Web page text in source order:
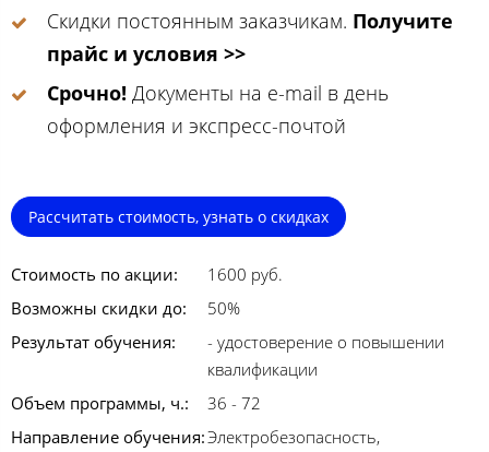
Скидки постоянным заказчикам. Получите
прайс и условия >>
Срочно! Документы на e-mail в день
оформления и экспресс-почтой
Рассчитать стоимость, узнать о скидках
Стоимость по акции:
1600 руб.
Возможны скидки до:
50%
Результат обучения:
- удостоверение о повышении
квалификации
Объем программы, ч.:
36 - 72
Направление обучения:Электробезопасность,